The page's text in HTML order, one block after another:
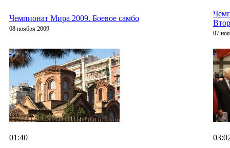
Чемпионат Мира 2009. Боевое самбо
08 ноября 2009
07
01:40